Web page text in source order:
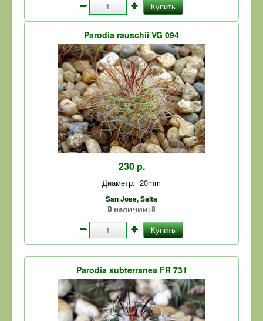
Купить
Parodia rauschii VG 094
230 р.
Диаметр: 20mm
San Jose, Salta
В наличии:8
Купить
Parodia subterranea FR 731